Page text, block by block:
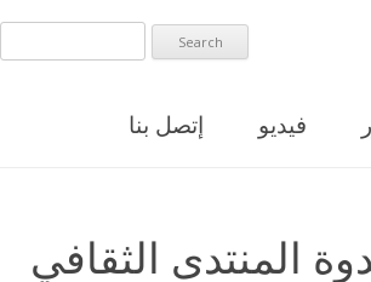
إتصل بنا فيديو
المنتدى الثقافي